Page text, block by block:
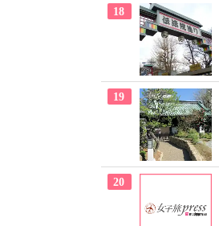
18
19
20